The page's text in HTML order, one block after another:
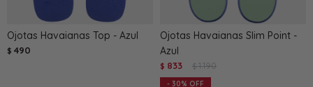
Ojotas Havaianas Top - Azul
$ 490
Ojotas Havaianas Slim Point -
Azul
$ 833 $ 1.190
30